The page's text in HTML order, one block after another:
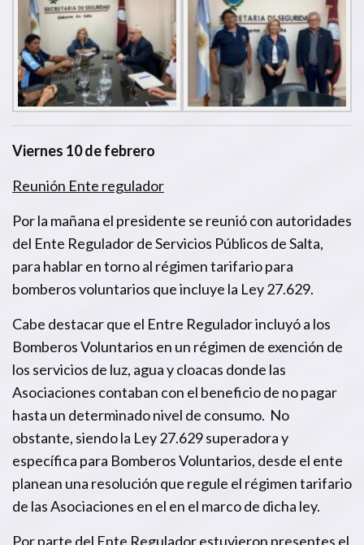
Viernes 10 de febrero
Reunión Ente regulador
Por la mañana el presidente se reunió con autoridades
del Ente Regulador de Servicios Públicos de Salta,
para hablar en torno al régimen tarifario para
bomberos voluntarios que incluye la Ley 27.629.
Cabe destacar que el Entre Regulador incluyó a los
Bomberos Voluntarios en un régimen de exención de
los servicios de luz, agua y cloacas donde las
Asociaciones contaban con el beneficio de no pagar
hasta un determinado nivel de consumo. No
obstante, siendo la Ley 27.629 superadora y
específica para Bomberos Voluntarios, desde el ente
planean una resolución que regule el régimen tarifario
de las Asociaciones en el en el marco de dicha ley.
Por parte del Ente Regulador estuvieron presentes el